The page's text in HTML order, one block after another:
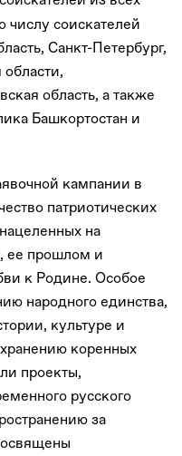
соискателей
Санкт-Петербург,
область, а также
Башкортостан и
кампании в
патриотических
на
ее прошлом и
к Родине. Особое
народного единства,
культуре и
коренных
проекты,
русского
за